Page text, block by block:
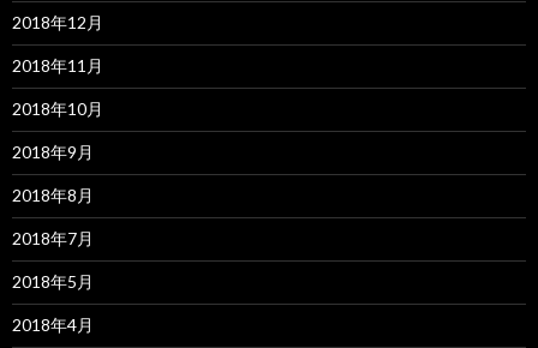
2018年12月
2018年11月
2018年10月
2018年9月
2018年8月
2018年7月
2018年5月
2018年4月